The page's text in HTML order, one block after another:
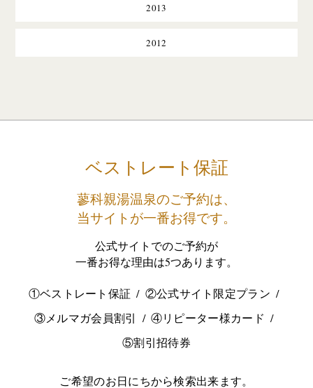
2013
2012
ベストレート保証
蓼科親湯温泉のご予約は、
当サイトが一番お得です。
公式サイトでのご予約が
一番お得な理由は5つあります。
①ベストレート保証
②公式サイト限定プラン
③メルマガ会員割引
④リピーター様カード
⑤割引招待券
ご希望のお日にちから検索出来ます。